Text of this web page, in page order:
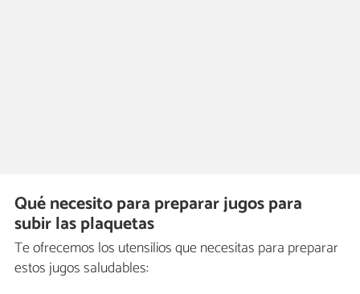
Qué necesito para preparar jugos para
subir las plaquetas
Te ofrecemos los utensilios que necesitas para preparar
estos jugos saludables: